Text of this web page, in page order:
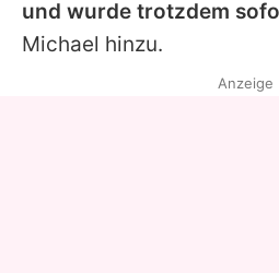
und wurde trotzdem
Michael hinzu.
Anzeige